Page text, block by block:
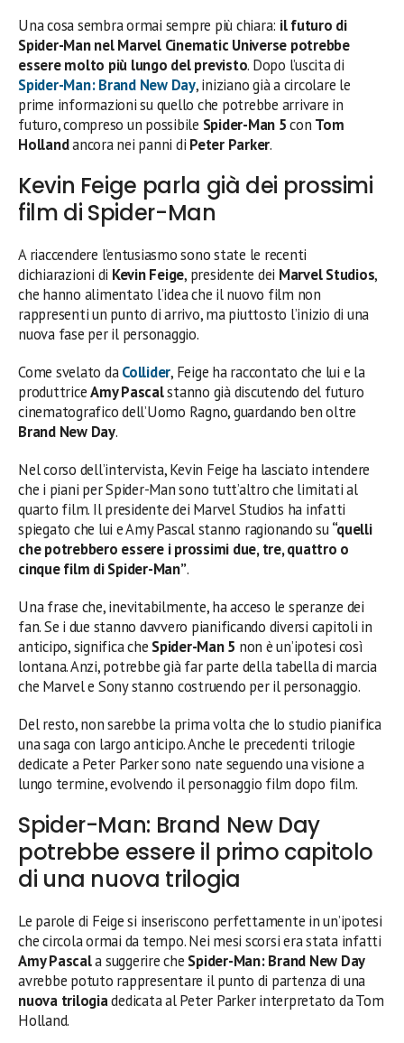
Una cosa sembra ormai sempre più chiara: il futuro di
Spider-Man nel Marvel Cinematic Universe potrebbe
essere molto più lungo del previsto. Dopo l’uscita di
Spider-Man: Brand New Day, iniziano già a circolare le
prime informazioni su quello che potrebbe arrivare in
futuro, compreso un possibile Spider-Man 5con Tom
Hollandancora nei panni di Peter Parker.
Kevin Feige parla già dei prossimi
film di Spider-Man
A riaccendere l’entusiasmo sono state le recenti
dichiarazioni di Kevin Feige, presidente dei Marvel Studios,
che hanno alimentato l’idea che il nuovo film non
rappresenti un punto di arrivo, ma piuttosto l’inizio di una
nuova fase per il personaggio.
Come svelato daCollider, Feige ha raccontato che lui e la
produttriceAmy Pascalstanno già discutendo del futuro
cinematografico dell’Uomo Ragno, guardando ben oltre
Brand New Day.
Nel corso dell’intervista, Kevin Feige ha lasciato intendere
che i piani per Spider-Man sono tutt’altro che limitati al
quarto film. Il presidente dei Marvel Studios ha infatti
spiegato che lui e Amy Pascal stanno ragionando su“quelli
che potrebbero essere i prossimi due, tre, quattro o
cinque film di Spider-Man”.
Una frase che, inevitabilmente, ha acceso le speranze dei
fan. Se i due stanno davvero pianificando diversi capitoli in
anticipo, significa che Spider-Man 5 non è un’ipotesi così
lontana. Anzi, potrebbe già far parte della tabella di marcia
che Marvel e Sony stanno costruendo per il personaggio.
Del resto, non sarebbe la prima volta che lo studio pianifica
una saga con largo anticipo. Anche le precedenti trilogie
dedicate a Peter Parker sono nate seguendo una visione a
lungo termine, evolvendo il personaggio film dopo film.
Spider-Man: Brand New Day
potrebbe essere il primo capitolo
di una nuova trilogia
Le parole di Feige si inseriscono perfettamente in un’ipotesi
che circola ormai da tempo. Nei mesi scorsi era stata infatti
Amy Pascala suggerire che Spider-Man: Brand New Day
avrebbe potuto rappresentare il punto di partenza di una
nuova trilogiadedicata al Peter Parker interpretato da Tom
Holland.